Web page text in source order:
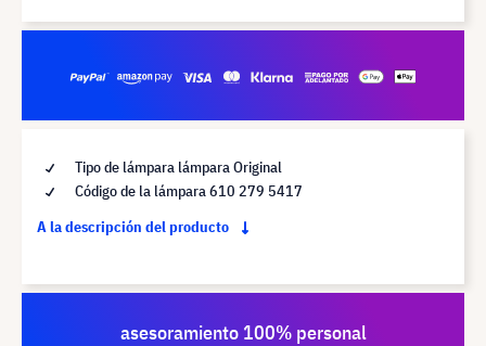
Tipo de lámpara lámpara Original
Código de la lámpara 610 279 5417
A la descripción del producto
asesoramiento 100% personal